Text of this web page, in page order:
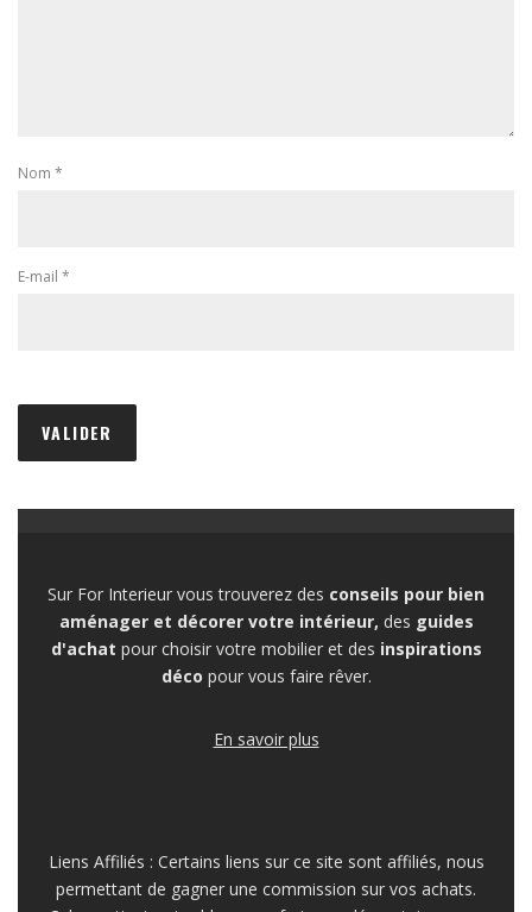
Nom *
E-mail *
Sur For Interieur vous trouverez des conseils pour bien
aménager et décorer votre intérieur, des guides
d'achat pour choisir votre mobilier et des inspirations
déco pour vous faire rêver.
En savoir plus
Liens Affiliés : Certains liens sur ce site sont affiliés, nous
permettant de gagner une commission sur vos achats.